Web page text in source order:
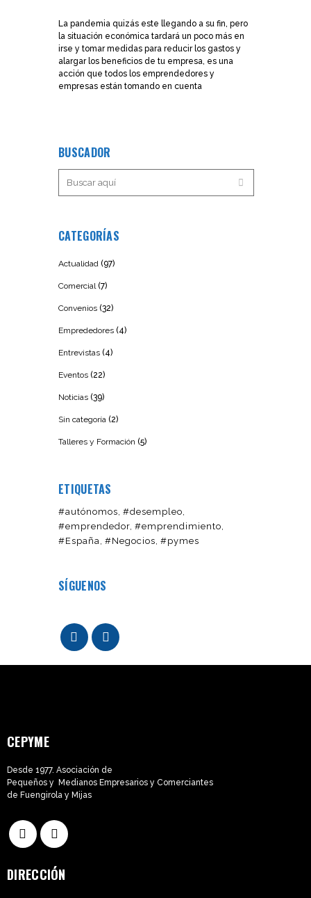
La pandemia quizás este llegando a su fin, pero
la situación económica tardará un poco más en
irse y tomar medidas para reducir los gastos y
alargar los beneficios de tu empresa, es una
acción que todos los emprendedores y
empresas están tomando en cuenta
BUSCADOR
CATEGORÍAS
Actualidad (97)
Comercial (7)
Convenios (32)
Emprededores (4)
Entrevistas (4)
Eventos (22)
Noticias (39)
Sin categoría (2)
Talleres y Formación (5)
ETIQUETAS
#autónomos #desempleo
#emprendedor #emprendimiento
#España #Negocios #pymes
SÍGUENOS
CEPYME
Desde 1977. Asociación de
Pequeños y Medianos Empresarios y Comerciantes
de Fuengirola y Mijas
DIRECCIÓN